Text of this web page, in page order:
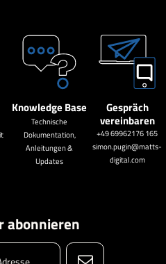
Knowledge Base
Technische
Dokumentation,
Anleitungen &
Updates
Gespräch
vereinbaren
+49 69962176 165
simon.pugin@matts-
digital.com
abonnieren